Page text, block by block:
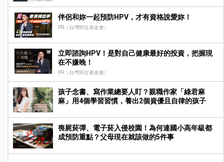
伴侶和妳一起預防HPV，才有資格說愛妳！
PR（台灣癌症基金會）
立即諮詢HPV！是對自己健康最好的投資，把握現
在不嫌晚！
PR（台灣癌症基金會）
孩子念書、寫作業總要人盯？親職作家「綠君麻
麻」用4個學習習慣，養出2個資優且自律的孩子
喪屍菸彈、電子菸入侵校園！為何連國小高年級都
成預防重點？父母現在就該做的5件事